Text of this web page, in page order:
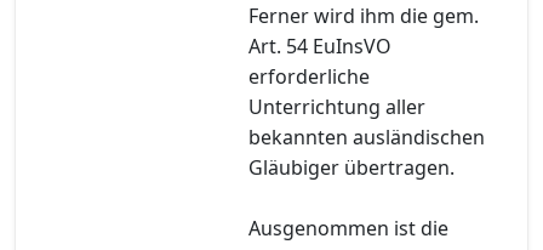
Ferner wird ihm die gem.
Art. 54 EuInsVO
erforderliche
Unterrichtung aller
bekannten ausländischen
Gläubiger übertragen.
Ausgenommen ist die